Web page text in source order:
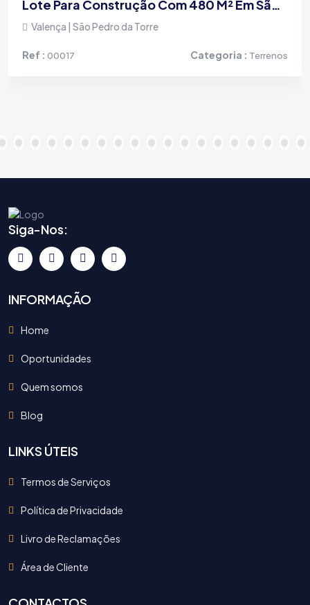
Lote Para Construção Com 480 M² Em São Pedro Da Torre, Valença
Valença | São Pedro da Torre
Ref : 00017 Categoria : Terrenos
Siga-Nos:
INFORMAÇÃO
Home
Oportunidades
Quem somos
Blog
LINKS ÚTEIS
Termos de Serviços
Política de Privacidade
Livro de Reclamações
Área de Cliente